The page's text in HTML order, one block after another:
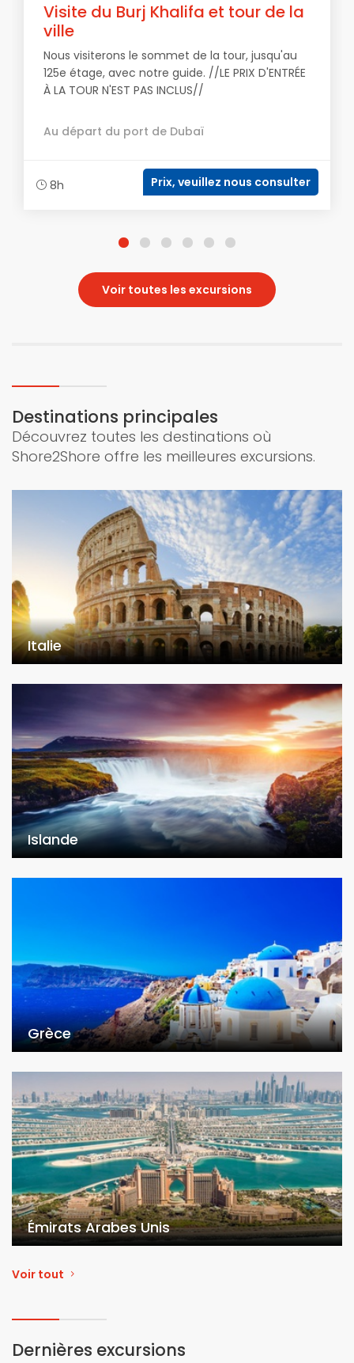
Visite du Burj Khalifa et tour de la
ville
Nous visiterons le sommet de la tour, jusqu'au
125e étage, avec notre guide. //LE PRIX D'ENTRÉE
À LA TOUR N'EST PAS INCLUS//
Au départ du port de Dubaï
8h Prix, veuillez nous consulter
Voir toutes les excursions
Destinations principales
Découvrez toutes les destinations où
Shore2Shore offre les meilleures excursions.
Italie
Islande
Grèce
Émirats Arabes Unis
Voir tout
Dernières excursions